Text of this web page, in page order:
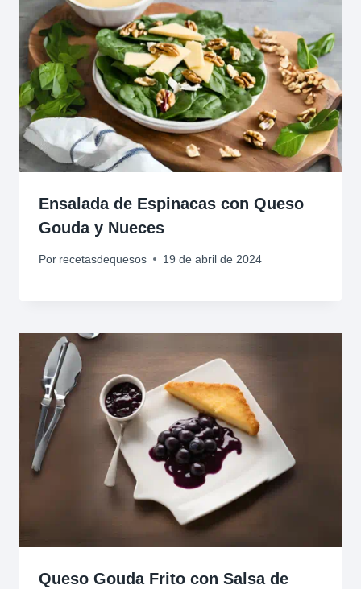
Ensalada de Espinacas con Queso
Gouda y Nueces
Por recetasdequesos 19 de abril de 2024
Queso Gouda Frito con Salsa de